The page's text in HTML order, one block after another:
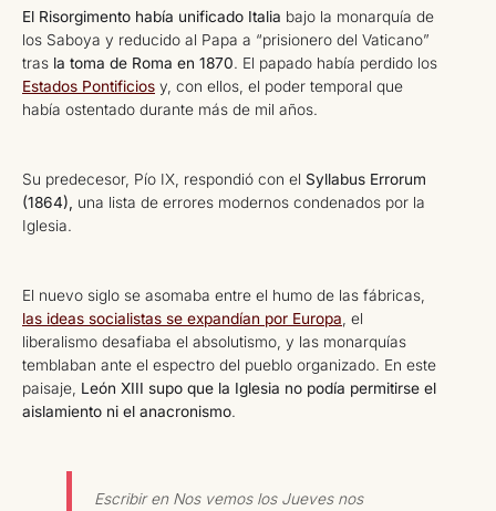
El Risorgimento había unificado Italia bajo la monarquía de
los Saboya y reducido al Papa a “prisionero del Vaticano”
tras la toma de Roma en 1870. El papado había perdido los
Estados Pontificios y, con ellos, el poder temporal que
había ostentado durante más de mil años.
Su predecesor, Pío IX, respondió con el Syllabus Errorum
(1864),
una lista de errores modernos condenados por la
Iglesia.
El nuevo siglo se asomaba entre el humo de las fábricas,
las ideas socialistas se expandían por Europa, el
liberalismo desafiaba el absolutismo, y las monarquías
temblaban ante el espectro del pueblo organizado. En este
paisaje, León XIII supo que la Iglesia no podía permitirse el
aislamiento ni el anacronismo.
Escribir en Nos vemos los Jueves nos